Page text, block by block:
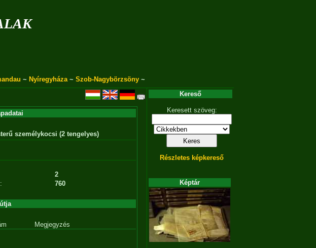
~ Nyíregyháza~ Szob-Nagybörzsöny ~
személykocsi (2 tengelyes)
2
760
Megjegyzés
Kereső
Keresett szöveg:
Részletes képkereső
Képtár